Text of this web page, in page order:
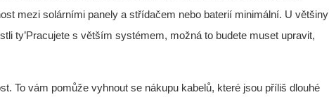
mezi solárními panely a střídačem nebo baterií minimální. U většiny
ty’Pracujete s větším systémem, možná to budete muset upravit,
To vám pomůže vyhnout se nákupu kabelů, které jsou příliš dlouhé